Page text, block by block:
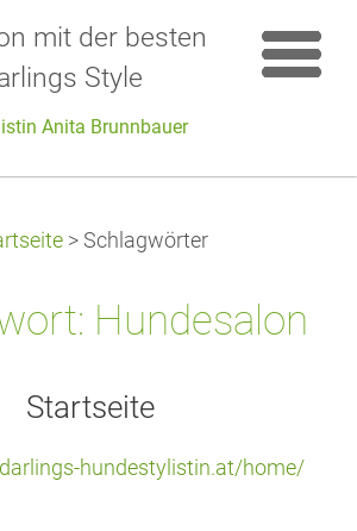
mit der besten
Style
Anita Brunnbauer
> Schlagwörter
Hundesalon
Startseite
hundestylistin.at/home/